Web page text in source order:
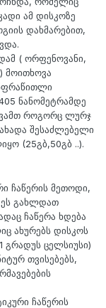
ამ დისკოზე
დახმარებით,
( ორფენოვანი,
მოითხოვა
ნანომეტრამდე
როგორც ლურჯ
შესაძლებელი
(25გბ,50გბ ..).
ჩაწერის მეთოდი,
გახლდათ
ჩაწერა ხდება
ახურებს დისკოს
გრადუს ცელსიუსი)
თვისებებს,
ჩაწერის